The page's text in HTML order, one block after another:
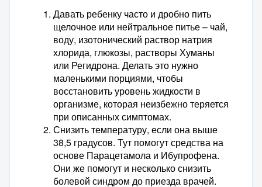
Давать ребенку часто и дробно пить
щелочное или нейтральное питье – чай,
воду, изотонический раствор натрия
хлорида, глюкозы, растворы Хуманы
или Регидрона. Делать это нужно
маленькими порциями, чтобы
восстановить уровень жидкости в
организме, которая неизбежно теряется
при описанных симптомах.
Снизить температуру, если она выше
38,5 градусов. Тут помогут средства на
основе Парацетамола и Ибупрофена.
Они же помогут и несколько снизить
болевой синдром до приезда врачей.